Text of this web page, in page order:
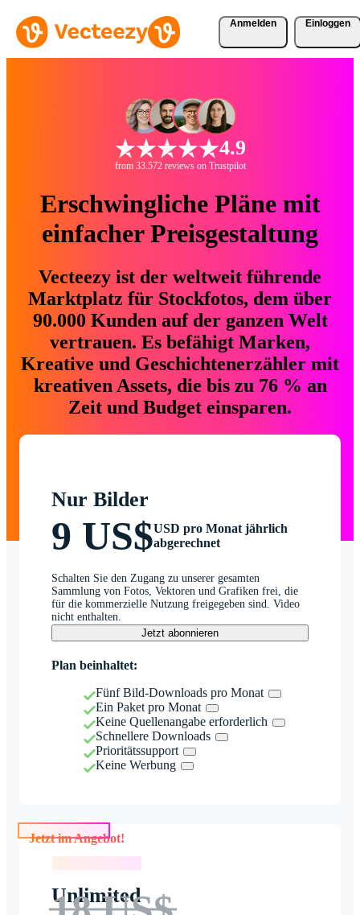
Anmelden Einloggen
4.9
from 33.572 reviews on Trustpilot
Erschwingliche Pläne mit
einfacher Preisgestaltung
Vecteezy ist der weltweit führende
Marktplatz für Stockfotos, dem über
90.000 Kunden auf der ganzen Welt
vertrauen. Es befähigt Marken,
Kreative und Geschichtenerzähler mit
kreativen Assets, die bis zu 76 % an
Zeit und Budget einsparen.
Nur Bilder
9 US$USD pro Monat jährlich
abgerechnet
Schalten Sie den Zugang zu unserer gesamten
Sammlung von Fotos, Vektoren und Grafiken frei, die
für die kommerzielle Nutzung freigegeben sind. Video
nicht enthalten.
Jetzt abonnieren
Plan beinhaltet:
Fünf Bild-Downloads pro Monat
Ein Paket pro Monat
Keine Quellenangabe erforderlich
Schnellere Downloads
Prioritätssupport
Keine Werbung
Jetzt im Angebot!
Unlimited